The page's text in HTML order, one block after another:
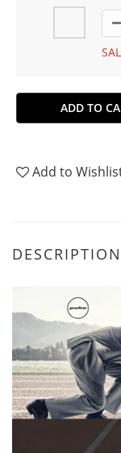
ADD TO
Add to
DESCRIPTION